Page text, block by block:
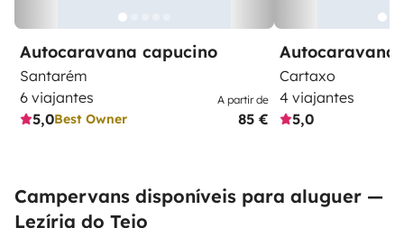
Autocaravana capucino
Santarém
6 viajantes
5,0Best Owner
A partir de
85 €
Autocaravana
Cartaxo
4 viajantes
5,0
Campervans disponíveis para aluguer —
Lezíria do Tejo